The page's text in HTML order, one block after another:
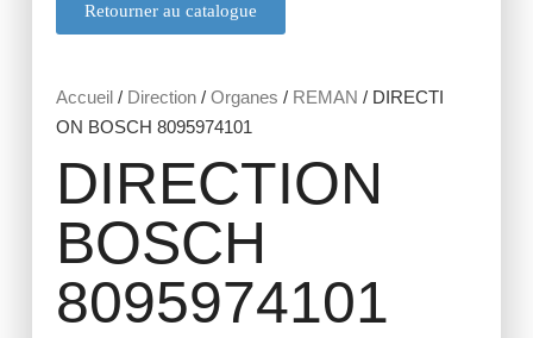
Retourner au catalogue
Accueil / Direction/ Organes / REMAN / DIRECTI
ON BOSCH 8095974101
DIRECTION
BOSCH
8095974101